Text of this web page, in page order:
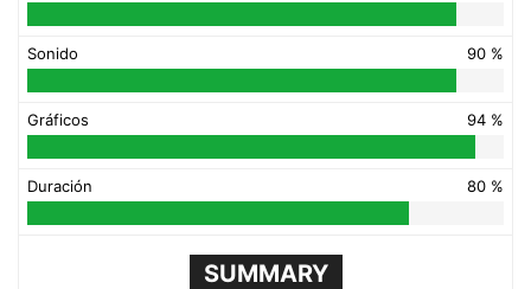
Sonido 90 %
Gráficos 94 %
Duración 80 %
SUMMARY